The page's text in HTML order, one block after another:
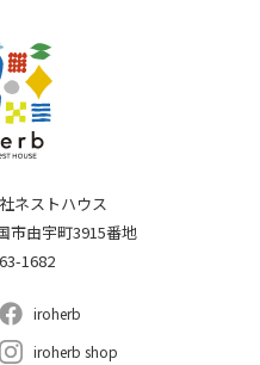
ネストハウス
市由宇町3915番地
1682
iroherb
iroherb shop